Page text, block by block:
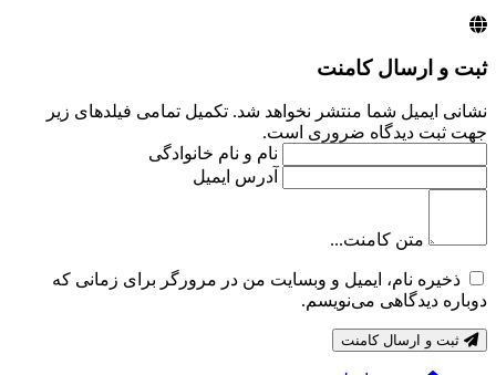
ثبت و ارسال کامنت
نشانی ایمیل شما منتشر نخواهد شد. تکمیل تمامی فیلد‌های زیر
جهت ثبت دیدگاه ضروری است.
نام و نام خانوادگی
آدرس ایمیل
متن کامنت...
ذخیره نام، ایمیل و وبسایت من در مرورگر برای زمانی که
دوباره دیدگاهی می‌نویسم.
ثبت و ارسال کامنت